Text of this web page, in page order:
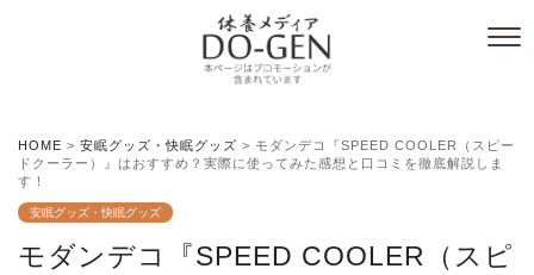
HOME > 安眠グッズ・快眠グッズ > モダンデコ『SPEED COOLER（スピー
ドクーラー）』はおすすめ？実際に使ってみた感想と口コミを徹底解説しま
す！
安眠グッズ・快眠グッズ
モダンデコ『SPEED COOLER（スピ